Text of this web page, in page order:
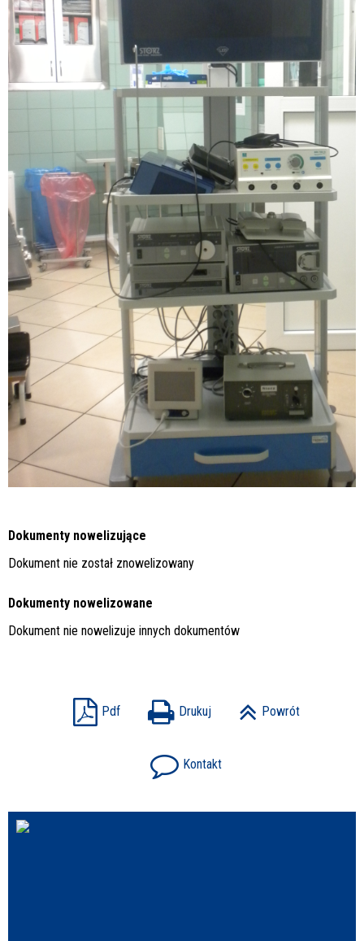
Dokumenty nowelizujące
Dokument nie został znowelizowany
Dokumenty nowelizowane
Dokument nie nowelizuje innych dokumentów
Pdf Drukuj Powrót
Kontakt